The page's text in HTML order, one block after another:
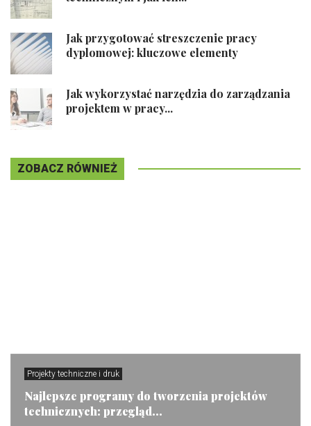
Jak przygotować streszczenie pracy
dyplomowej: kluczowe elementy
Jak wykorzystać narzędzia do zarządzania
projektem w pracy...
ZOBACZ RÓWNIEŻ
Projekty techniczne i druk
Najlepsze programy do tworzenia projektów
technicznych: przegląd...